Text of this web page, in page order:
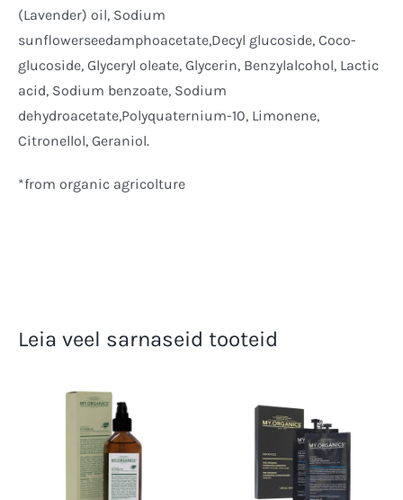
(Lavender) oil, Sodium
sunflowerseedamphoacetate,Decyl glucoside, Coco-
glucoside, Glyceryl oleate, Glycerin, Benzylalcohol, Lactic
acid, Sodium benzoate, Sodium
dehydroacetate,Polyquaternium-10, Limonene,
Citronellol, Geraniol.
*from organic agricolture
Leia veel sarnaseid tooteid